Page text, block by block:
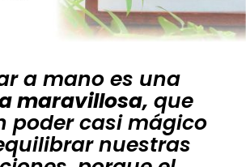
a mano es una
maravillosa, que
poder casi mágico
nuestras